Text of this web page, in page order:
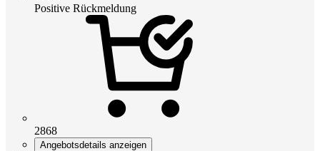
Positive Rückmeldung
2868
Angebotsdetails anzeigen